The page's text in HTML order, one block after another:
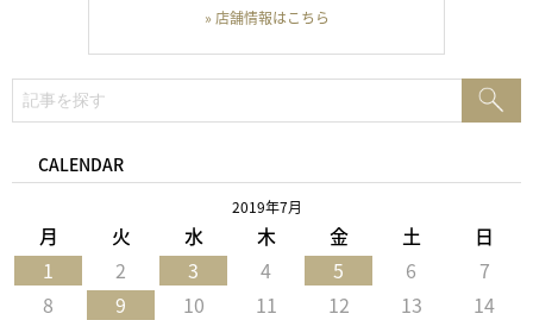
» 店舗情報はこちら
索:
CALENDAR
2019年7月
月 火 水 木 金 土 日
1 2 3 4 5 6
7
8
9 10 11 12 13
14